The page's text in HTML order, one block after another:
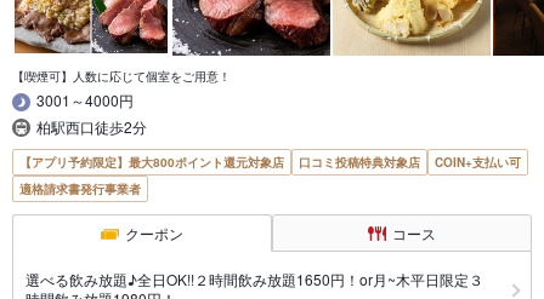
【喫煙可】人数に応じて個室をご用意！
3001～4000円
柏駅西口徒歩2分
【アプリ予約限定】最大800ポイント還元対象店 口コミ投稿特典対象店
COIN+支払い可
適格請求書発行事業者
クーポン コース
選べる飲み放題♪全日OK!!２時間飲み放題1650円！or月~木平日限定３